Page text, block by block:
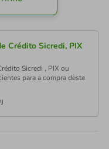
Crédito Sicredi, PIX
Sicredi , PIX ou
para a compra deste